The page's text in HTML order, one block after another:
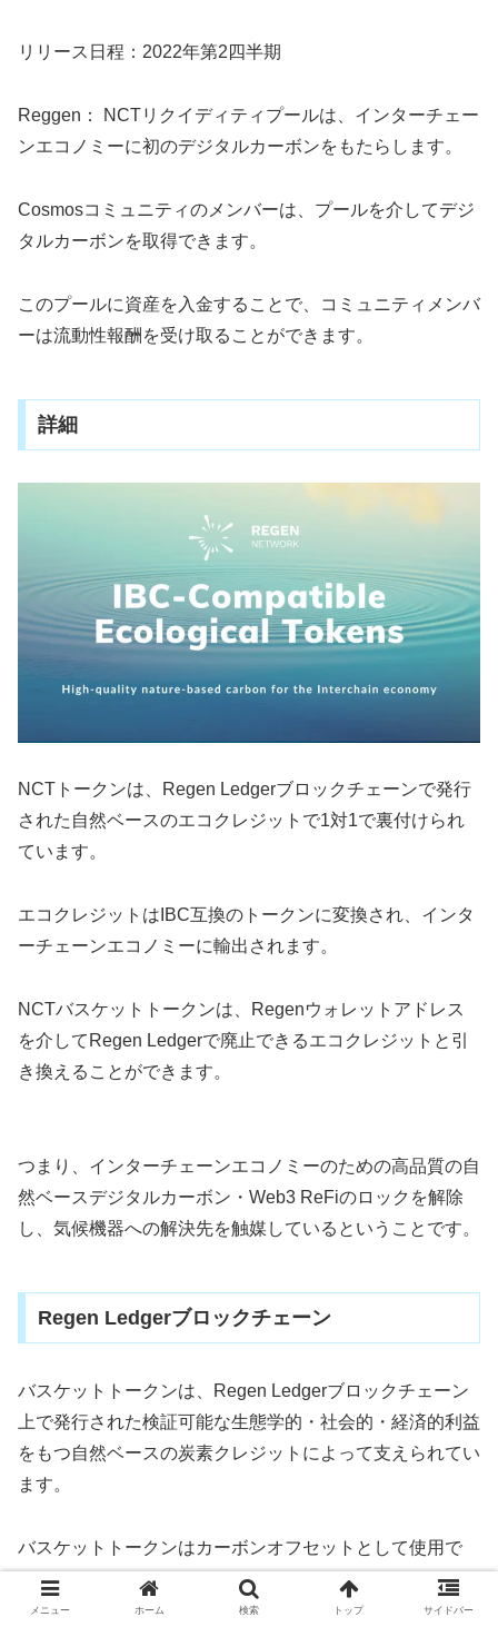
リリース日程：2022年第2四半期
Reggen： NCTリクイディティプールは、インターチェー
ンエコノミーに初のデジタルカーボンをもたらします。
Cosmosコミュニティのメンバーは、プールを介してデジ
タルカーボンを取得できます。
このプールに資産を入金することで、コミュニティメンバ
ーは流動性報酬を受け取ることができます。
詳細
NCTトークンは、Regen Ledgerブロックチェーンで発行
された自然ベースのエコクレジットで1対1で裏付けられ
ています。
エコクレジットはIBC互換のトークンに変換され、インタ
ーチェーンエコノミーに輸出されます。
NCTバスケットトークンは、Regenウォレットアドレス
を介してRegen Ledgerで廃止できるエコクレジットと引
き換えることができます。
つまり、インターチェーンエコノミーのための高品質の自
然ベースデジタルカーボン・Web3 ReFiのロックを解除
し、気候機器への解決先を触媒しているということです。
Regen Ledgerブロックチェーン
バスケットトークンは、Regen Ledgerブロックチェーン
上で発行された検証可能な生態学的・社会的・経済的利益
をもつ自然ベースの炭素クレジットによって支えられてい
ます。
バスケットトークンはカーボンオフセットとして使用で
き、バスケットトークンをリバースしてRegen Ledgerの
オンチェーンレジストリで廃棄することができます。
メニュー ホーム 検索 トップ サイドバー